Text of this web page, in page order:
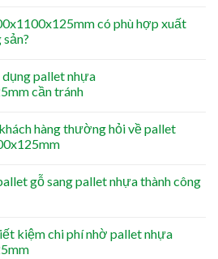
có phù hợp xuất
sản?
pallet nhựa
cần tránh
hàng thường hỏi về pallet
gỗ sang pallet nhựa thành công
kiệm chi phí nhờ pallet nhựa